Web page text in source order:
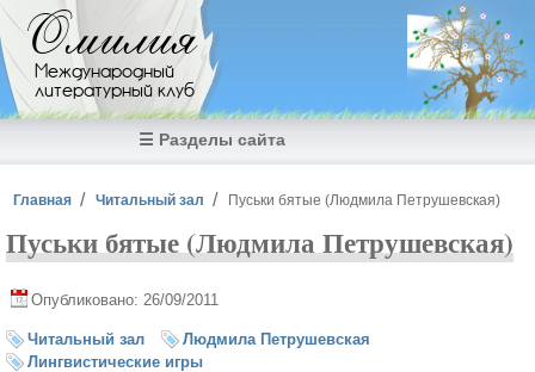
Перейти к основному содержанию
Омилия
Международный
литературный клуб
☰ Разделы сайта
Вы здесь
Главная Читальный зал Пуськи бятые (Людмила Петрушевская)
Пуськи бятые (Людмила Петрушевская)
Опубликовано: 26/09/2011
Читальный зал
Людмила Петрушевская
Лингвистические игры